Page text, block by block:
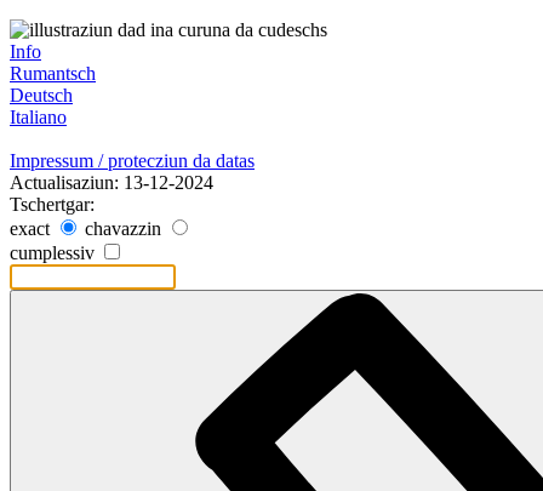
Info
Rumantsch
Deutsch
Italiano
Impressum / protecziun da datas
Actualisaziun: 13-12-2024
Tschertgar:
exact
chavazzin
cumplessiv